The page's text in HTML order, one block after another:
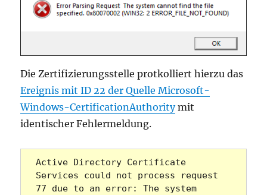
Die Zertifizierungsstelle protkolliert hierzu das
Ereignis mit ID 22 der Quelle Microsoft-
Windows-CertificationAuthoritymit
identischer Fehlermeldung.
Active Directory Certificate
Services could not process request
77 due to an error: The system